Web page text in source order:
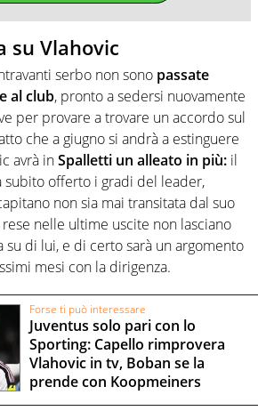
su Vlahovic
serbo non sono passate
al club, pronto a sedersi nuovamente
per provare a trovare un accordo sul
che a giugno si andrà a estinguere
avrà inSpalletti un alleato in più: il
subito offerto i gradi del leader,
non sia mai transitata dal suo
nelle ultime uscite non lasciano
di lui, e di certo sarà un argomento
mesi con la dirigenza.
Forse ti può interessare
Juventus solo pari con lo
Sporting: Capello rimprovera
Vlahovic in tv, Boban se la
prende con Koopmeiners